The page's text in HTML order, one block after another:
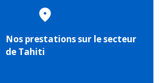
Nos prestations sur le secteur
de Tahiti